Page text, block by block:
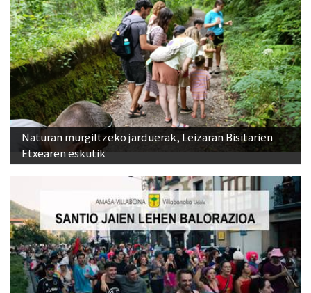
Naturan murgiltzeko jarduerak, Leizaran Bisitarien
Etxearen eskutik